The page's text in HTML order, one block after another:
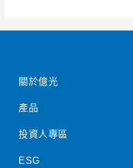
關於億光
產品
投資人專區
ESG